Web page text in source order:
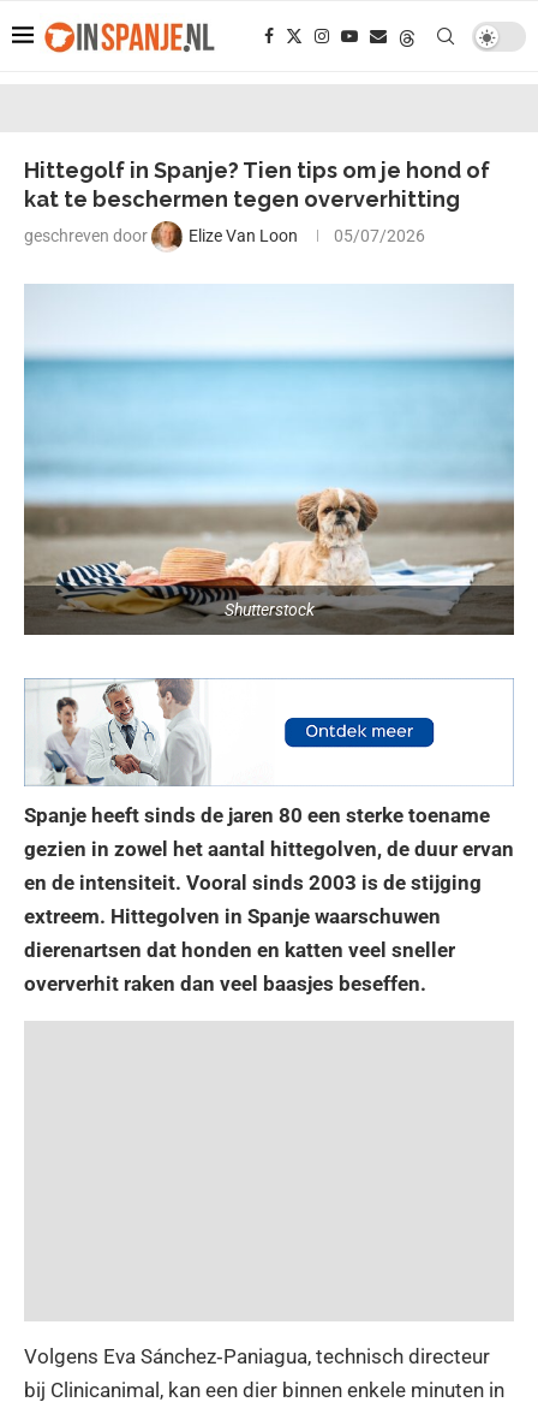
Hittegolf in Spanje? Tien tips om je hond of
kat te beschermen tegen oververhitting
geschreven door Elize Van Loon 05/07/2026
Shutterstock
Spanje heeft sinds de jaren 80 een sterke toename
gezien in zowel het aantal hittegolven, de duur ervan
en de intensiteit. Vooral sinds 2003 is de stijging
extreem. Hittegolven in Spanje waarschuwen
dierenartsen dat honden en katten veel sneller
oververhit raken dan veel baasjes beseffen.
Volgens Eva Sánchez‑Paniagua, technisch directeur
bij Clinicanimal, kan een dier binnen enkele minuten in